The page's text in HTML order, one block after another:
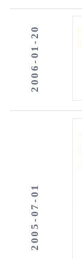
2006-01-20
2005-07-01